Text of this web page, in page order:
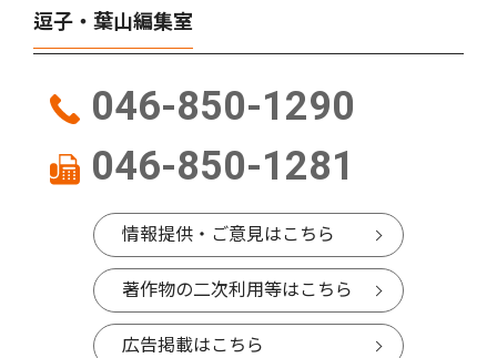
逗子・葉山編集室
046-850-1290
046-850-1281
情報提供・ご意見はこちら
著作物の二次利用等はこちら
広告掲載はこちら